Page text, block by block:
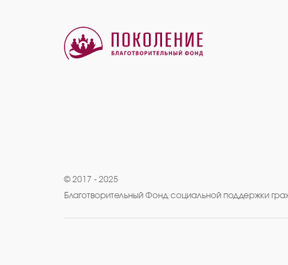
© 2017 - 2025
Благотворительный Фонд социальной поддержки